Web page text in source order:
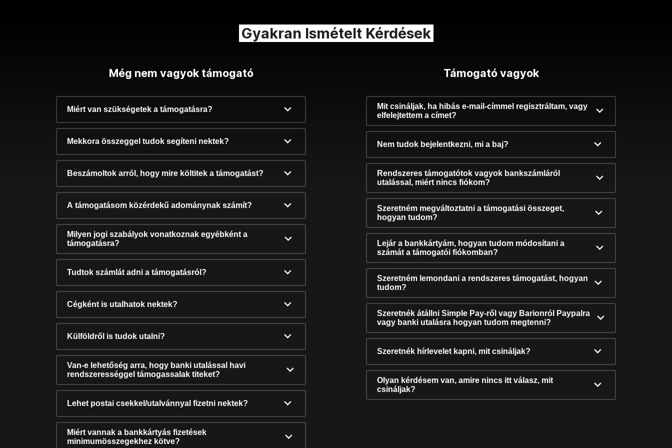
Gyakran Ismételt Kérdések
Még nem vagyok támogató
Miért van szükségetek a támogatásra?
Mekkora összeggel tudok segíteni nektek?
Beszámoltok arról, hogy mire költitek a támogatást?
A támogatásom közérdekű adománynak számít?
Milyen jogi szabályok vonatkoznak egyébként a
támogatásra?
Tudtok számlát adni a támogatásról?
Cégként is utalhatok nektek?
Külföldről is tudok utalni?
Van-e lehetőség arra, hogy banki utalással havi
rendszerességgel támogassalak titeket?
Lehet postai csekkel/utalvánnyal fizetni nektek?
Miért vannak a bankkártyás fizetések
minimumösszegekhez kötve?
Támogató vagyok
Mit csináljak, ha hibás e-mail-címmel regisztráltam, vagy
elfelejtettem a címet?
Nem tudok bejelentkezni, mi a baj?
Rendszeres támogatótok vagyok bankszámláról
utalással, miért nincs fiókom?
Szeretném megváltoztatni a támogatási összeget,
hogyan tudom?
Lejár a bankkártyám, hogyan tudom módosítani a
számát a támogatói fiókomban?
Szeretném lemondani a rendszeres támogatást, hogyan
tudom?
Szeretnék átállni Simple Pay-ről vagy Barionról Paypalra
vagy banki utalásra hogyan tudom megtenni?
Szeretnék hírlevelet kapni, mit csináljak?
Olyan kérdésem van, amire nincs itt válasz, mit
csináljak?